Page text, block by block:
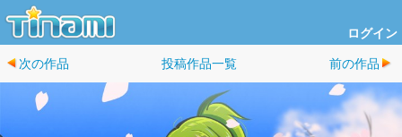
ログイン
次の作品 投稿作品一覧 前の作品